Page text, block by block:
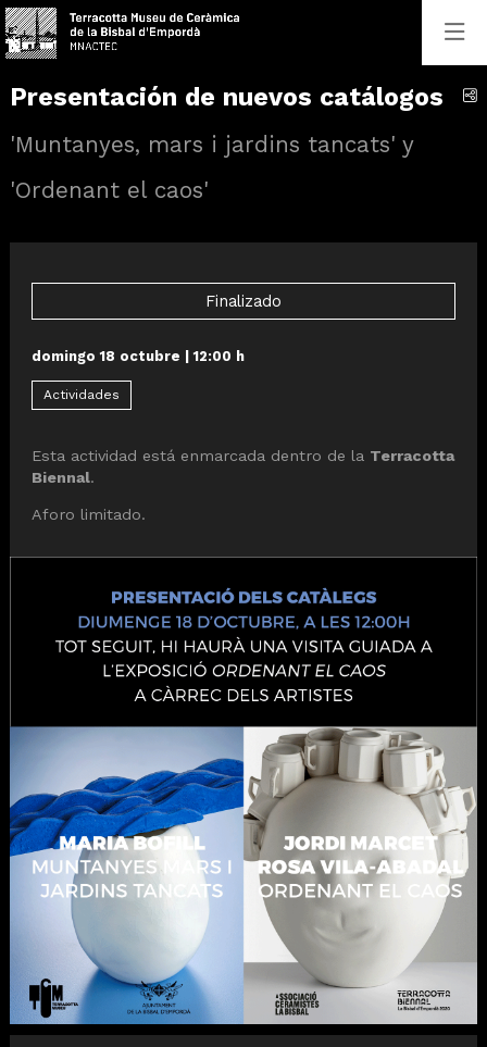
Presentación de nuevos catálogos
'Muntanyes, mars i jardins tancats' y
'Ordenant el caos'
Finalizado
domingo 18 octubre |12:00 h
Actividades
Esta actividad está enmarcada dentro de la Terracotta
Biennal.
Aforo limitado.
Diapositiva 1 de 1